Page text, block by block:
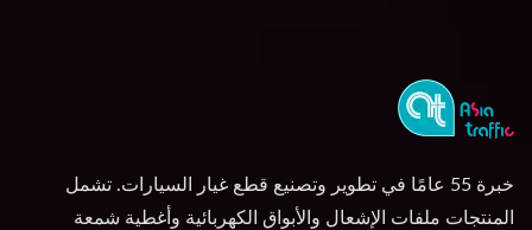
خبرة 55 عامًا في تطوير وتصنيع قطع غيار السيارات. تشمل
المنتجات ملفات الإشعال والأبواق الكهربائية وأغطية شمعة